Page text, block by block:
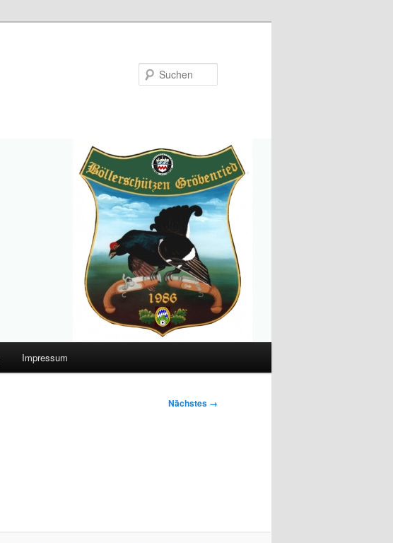
Impressum
Nächstes →